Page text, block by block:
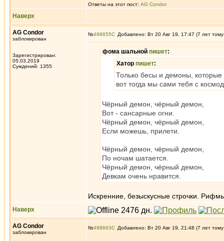
Ответы на этот пост: AG Condor
Наверх
AG Condor
заблокирован
Зарегистрирован:
05.03.2019
Суждений: 1355
№498655 Добавлено: Вт 20 Авг 19, 17:47 (7 лет
фома шальной пишет:
Хатор пишет:
Только бесы и демоны,
вот тогда мы сами тебя с
Чёрный демон, чёрный демон,
Вот - сансарные огни.
Чёрный демон, чёрный демон,
Если можешь, прилети.
Чёрный демон, чёрный демон,
По ночам шатается.
Чёрный демон, чёрный демон,
Девкам очень нравится.
Искренние, безыскусные строчки.
Наверх
AG Condor
заблокирован
№498663 Добавлено: Вт 20 Авг 19, 21:48 (7 лет